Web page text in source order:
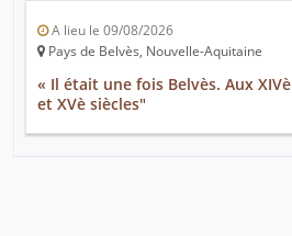
A lieu le 09/08/2026
Pays de Belvès, Nouvelle-Aquitaine
« Il était une fois Belvès. Aux XIVè
et XVè siècles"